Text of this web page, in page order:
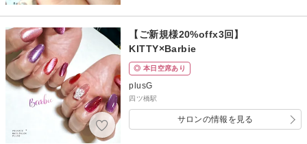
【ご新規様20%offx3回】
KITTY×Barbie
◎ 本日空席あり
plusG
四ツ橋駅
サロンの情報を見る